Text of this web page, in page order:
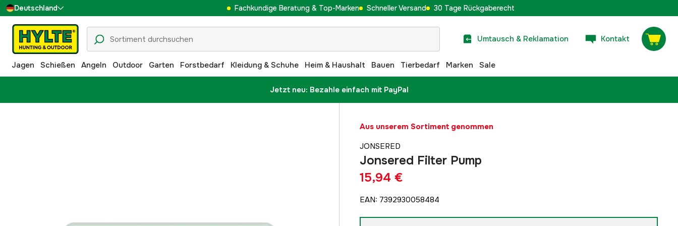
Deutschland
Sverige
Danmark
Suomi
Fachkundige Beratung & Top-Marken Schneller Versand 30 Tage Rückgaberecht
Umtausch & Reklamation Kontakt
Jagen Schießen Angeln Outdoor Garten Forstbedarf Kleidung & Schuhe Heim & Haushalt Bauen Tierbedarf Marken Sale
Jetzt neu: Bezahle einfach mit PayPal
Aus unserem Sortiment genommen
JONSERED
Jonsered Filter Pump
15,94 €
EAN: 7392930058484